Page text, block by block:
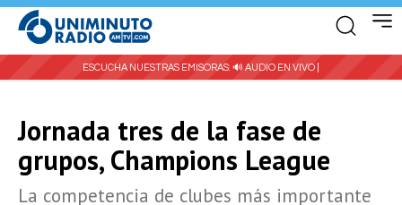
ESCUCHA NUESTRAS EMISORAS: 🔊 AUDIO EN VIVO |
Jornada tres de la fase de
grupos, Champions League
La competencia de clubes más importante